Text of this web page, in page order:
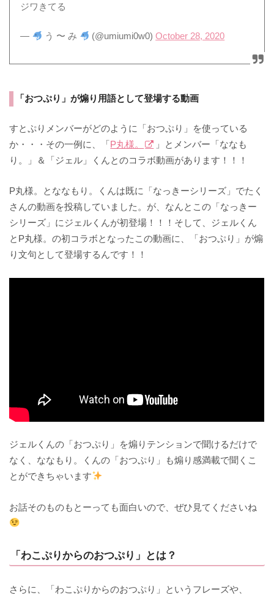
ジワきてる
— う 〜 み (@umiumi0w0)October 28, 2020
「おつぷり」が煽り用語として登場する動画
すとぷりメンバーがどのように「おつぷり」を使っている
か・・・その一例に、「P丸様。
」とメンバー「ななも
り。」＆「ジェル」くんとのコラボ動画があります！！！
P丸様。とななもり。くんは既に「なっきーシリーズ」でたく
さんの動画を投稿していました。が、なんとこの「なっきー
シリーズ」にジェルくんが初登場！！！そして、ジェルくん
とP丸様。の初コラボとなったこの動画に、「おつぷり」が煽
り文句として登場するんです！！
ジェルくんの「おつぷり」を煽りテンションで聞けるだけで
なく、ななもり。くんの「おつぷり」も煽り感満載で聞くこ
とができちゃいます
お話そのものもとーっても面白いので、ぜひ見てくださいね
「わこぷりからのおつぷり」とは？
さらに、「わこぷりからのおつぷり」というフレーズや、